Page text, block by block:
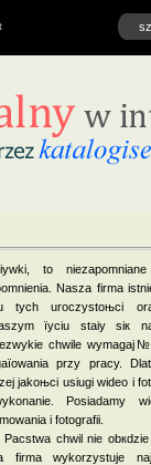
to
Nasza firma
tych uroczystoњci
їyciu staіy siк
chwile
przy pracy.
jakoњci usіugi wideo i
Posiadamy
i fotografii.
chwil nie
firma wykorzystuje